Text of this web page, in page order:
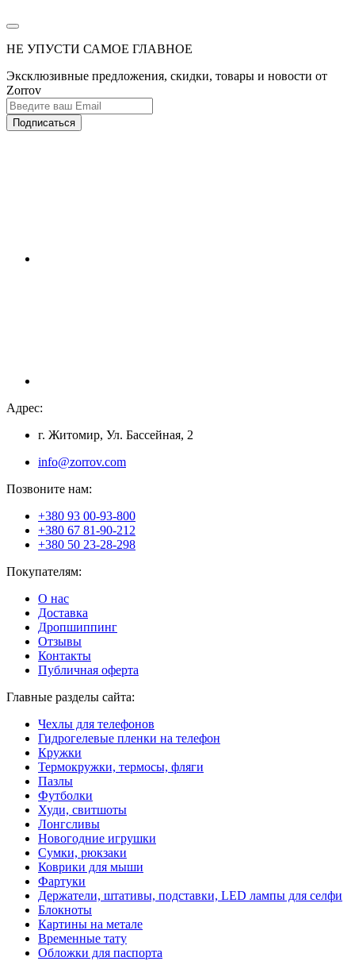
НЕ УПУСТИ САМОЕ ГЛАВНОЕ
Эксклюзивные предложения, скидки, товары и новости от
Zorrov
Подписаться
Адрес:
г. Житомир, Ул. Бассейная, 2
info@zorrov.com
Позвоните нам:
+380 93 00-93-800
+380 67 81-90-212
+380 50 23-28-298
Покупателям:
О нас
Доставка
Дропшиппинг
Отзывы
Контакты
Публичная оферта
Главные разделы сайта:
Чехлы для телефонов
Гидрогелевые пленки на телефон
Кружки
Термокружки, термосы, фляги
Пазлы
Футболки
Худи, свитшоты
Лонгсливы
Новогодние игрушки
Сумки, рюкзаки
Коврики для мыши
Фартуки
Держатели, штативы, подставки, LED лампы для селфи
Блокноты
Картины на метале
Временные тату
Обложки для паспорта